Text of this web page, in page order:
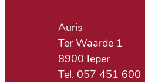
AdresAuris
Ter Waarde 1
,8900 Ieper
057 451 600